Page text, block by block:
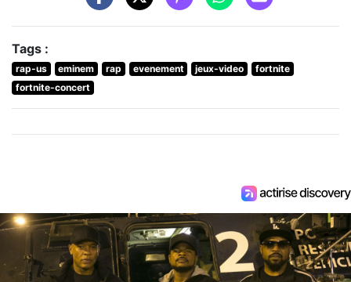
Tags :
rap-us eminem rap evenement jeux-video
fortnite
fortnite-concert